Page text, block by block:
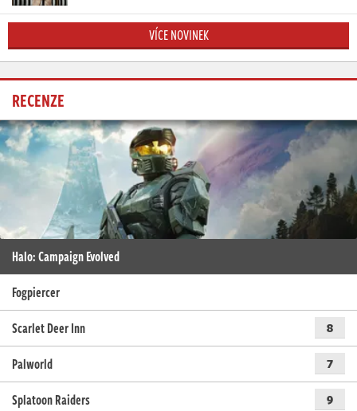
VÍCE NOVINEK
RECENZE
Halo: Campaign Evolved
Fogpiercer
Scarlet Deer Inn
8
Palworld 7
Splatoon Raiders 9